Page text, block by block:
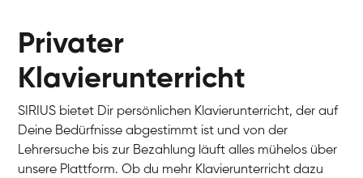
Privater
Klavierunterricht
SIRIUS bietet Dir persönlichen Klavierunterricht, der auf
Deine Bedürfnisse abgestimmt ist und von der
Lehrersuche bis zur Bezahlung läuft alles mühelos über
unsere Plattform. Ob du mehr Klavierunterricht dazu